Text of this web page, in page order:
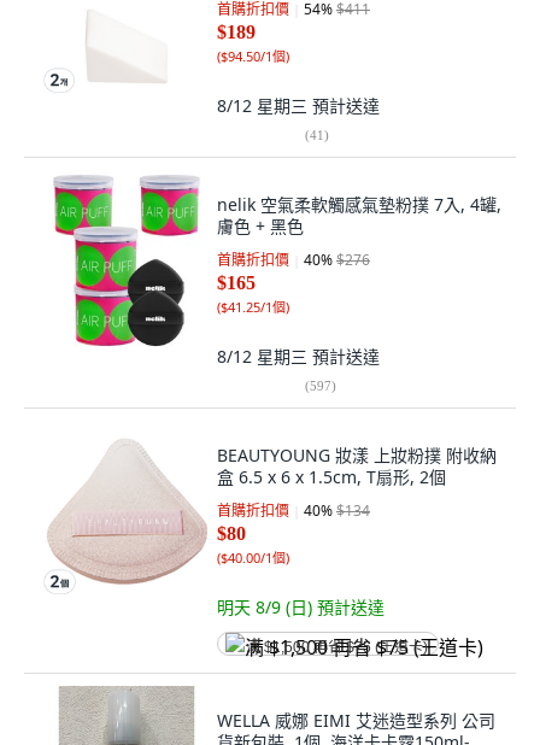
首購折扣價 54%$411
$189
($94.50/1個)
8/12 星期三 預計送達
(41)
nelik 空氣柔軟觸感氣墊粉撲 7入, 4罐,
膚色 + 黑色
首購折扣價 40%$276
$165
($41.25/1個)
8/12 星期三 預計送達
(597)
BEAUTYOUNG 妝漾 上妝粉撲 附收納
盒 6.5 x 6 x 1.5cm, T扇形, 2個
首購折扣價 40%$134
$80
($40.00/1個)
明天 8/9 (日) 預計送達
满 $1,500 再省 $75 (王道卡)
WELLA 威娜 EIMI 艾迷造型系列 公司